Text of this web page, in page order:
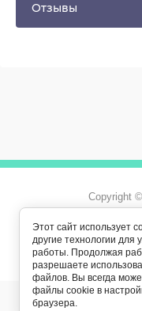
Отзывы
Copyright
newzip-
интернет-
Этот сайт использует
другие технологии для
работы. Продолжая
разрешаете
файлов. Вы всегда
файлы cookie в
браузера.